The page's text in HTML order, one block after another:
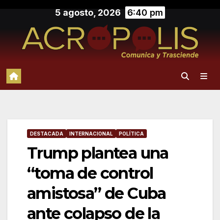
contenido
5 agosto, 2026 6:40 pm
DESTACADA INTERNACIONAL POLÍTICA
Trump plantea una
“toma de control
amistosa” de Cuba
ante colapso de la